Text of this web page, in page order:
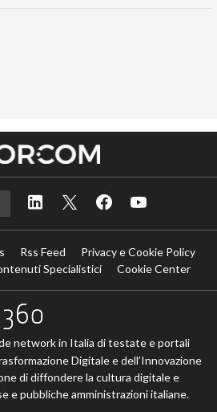
Rss Feed
Privacy e Cookie Policy
Specialistici
Cookie Center
network in Italia di testate e portali
Digitale e dell’Innovazione
di diffondere la cultura digitale e
e pubbliche amministrazioni italiane.